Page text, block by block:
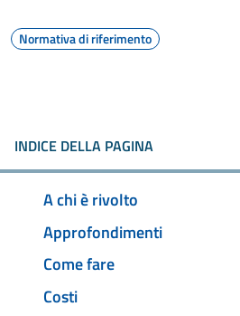
Normativa di riferimento
INDICE DELLA PAGINA
A chi è rivolto
Approfondimenti
Come fare
Costi